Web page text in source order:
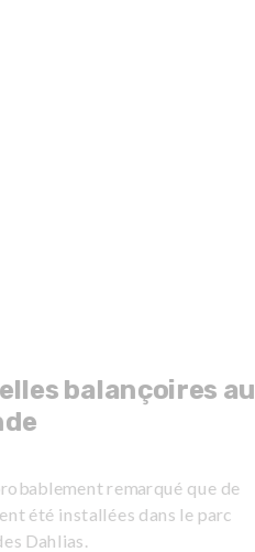
balançoires au
remarqué que de
été installées dans le parc
Dahlias.